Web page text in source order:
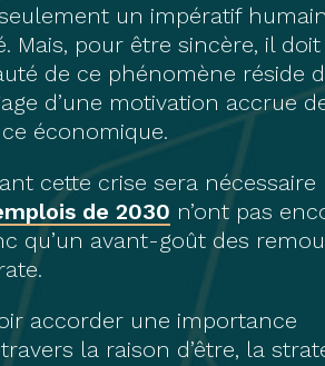
un impératif humain
Mais, pour être sincère, il doit
de ce phénomène réside
d’une motivation accrue
économique.
cette crise sera nécessaire
de 2030 n’ont pas
qu’un avant-goût des
accorder une importance
la raison d’être, la